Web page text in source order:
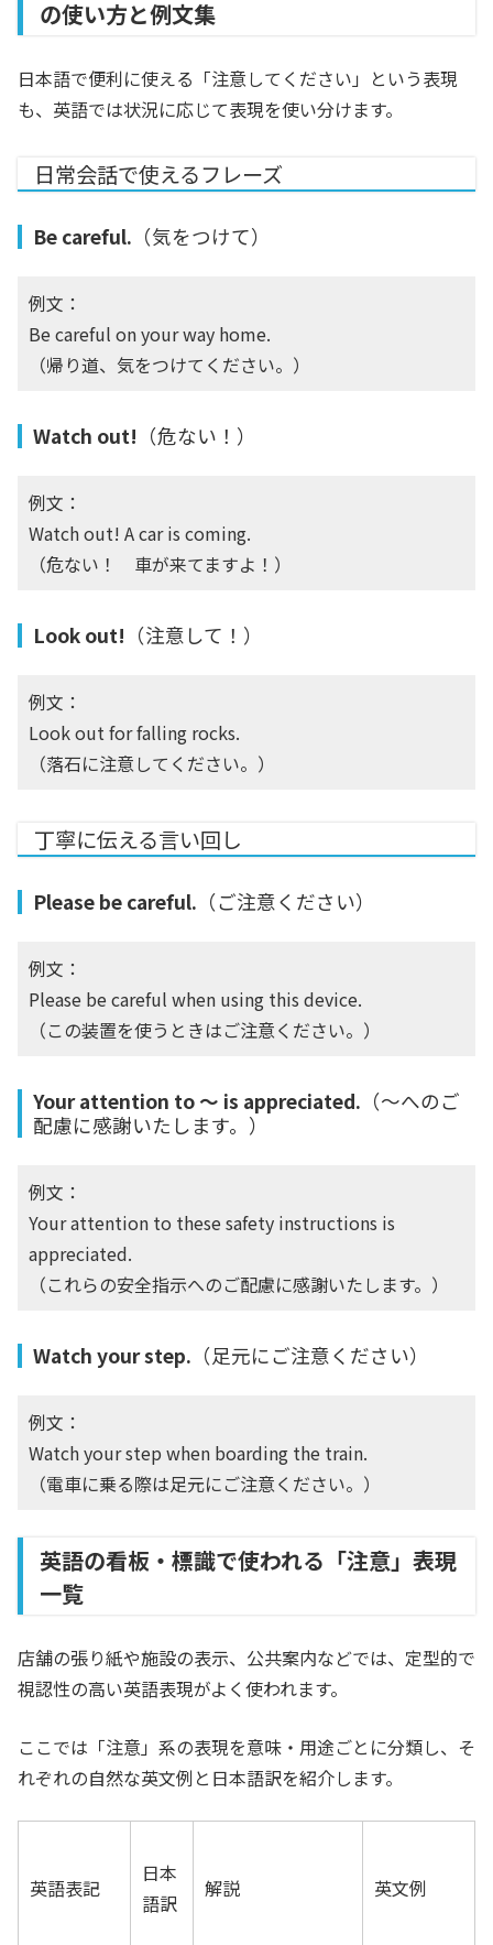
の使い方と例文集
日本語で便利に使える「注意してください」という表現
も、英語では状況に応じて表現を使い分けます。
日常会話で使えるフレーズ
Be careful. （気をつけて）
例文：
Be careful on your way home.
（帰り道、気をつけてください。）
Watch out! （危ない！）
例文：
Watch out! A car is coming.
（危ない！ 車が来てますよ！）
Look out! （注意して！）
例文：
Look out for falling rocks.
（落石に注意してください。）
丁寧に伝える言い回し
Please be careful. （ご注意ください）
例文：
Please be careful when using this device.
（この装置を使うときはご注意ください。）
Your attention to ～ is appreciated. （〜へのご
配慮に感謝いたします。）
例文：
Your attention to these safety instructions is
appreciated.
（これらの安全指示へのご配慮に感謝いたします。）
Watch your step. （足元にご注意ください）
例文：
Watch your step when boarding the train.
（電車に乗る際は足元にご注意ください。）
英語の看板・標識で使われる「注意」表現
一覧
店舗の張り紙や施設の表示、公共案内などでは、定型的で
視認性の高い英語表現がよく使われます。
ここでは「注意」系の表現を意味・用途ごとに分類し、そ
れぞれの自然な英文例と日本語訳を紹介します。
英語表記
日本
語訳
解説 英文例